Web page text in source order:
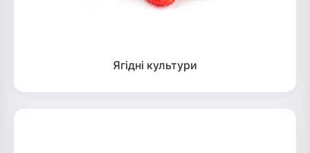
Ягідні культури